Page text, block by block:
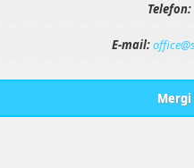
Telefon:
E-mail: